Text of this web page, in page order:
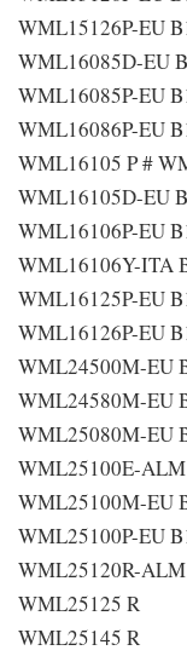
WML15126P-EU
WML16085D-EU
WML16085P-EU
WML16086P-EU
WML16105 P #
WML16105D-EU
WML16106P-EU
WML16106Y-ITA
WML16125P-EU
WML16126P-EU
WML24500M-EU
WML24580M-EU
WML25080M-EU
WML25100E-ALM
WML25100M-EU
WML25100P-EU
WML25120R-ALM
WML25125 R
WML25145 R